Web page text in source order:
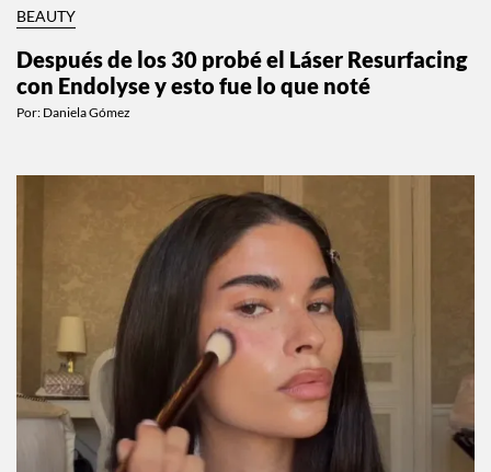
BEAUTY
Después de los 30 probé el Láser Resurfacing
con Endolyse y esto fue lo que noté
Por: Daniela Gómez